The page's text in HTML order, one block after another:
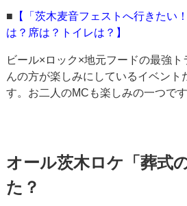
■ 【「茨木麦音フェストへ行きたい
は？席は？トイレは？】
ビール×ロック×地元フードの最強ト
んの方が楽しみにしているイベント
す。お二人のMCも楽しみの一つです
オール茨木ロケ「葬式
た？